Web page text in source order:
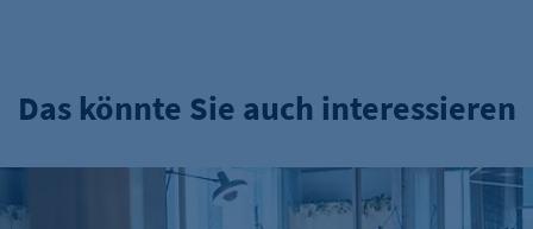
Das könnte Sie auch interessieren
Gründungszahlen steigen, Bürokratie bleibt größte Hürde